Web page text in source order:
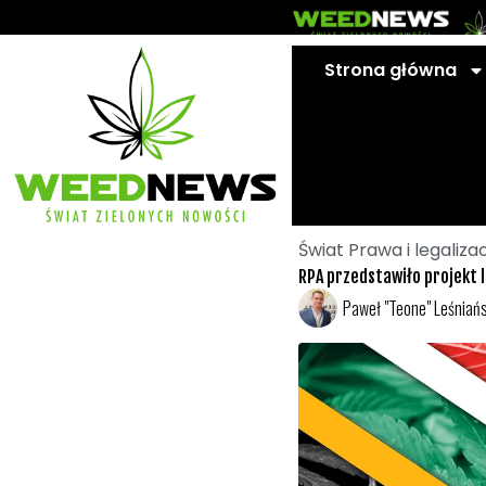
do
Strona główna
Świat Prawa i
RPA przedstawiło
Paweł "Teone"